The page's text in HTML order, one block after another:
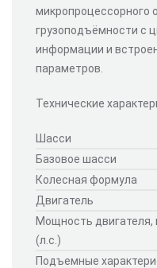
микропроцессорного
грузоподъёмности с
информации и
параметров.
Технические
Шасси
Базовое шасси
Колесная формула
Двигатель
Мощность двигателя,
(л.с.)
Подъемные